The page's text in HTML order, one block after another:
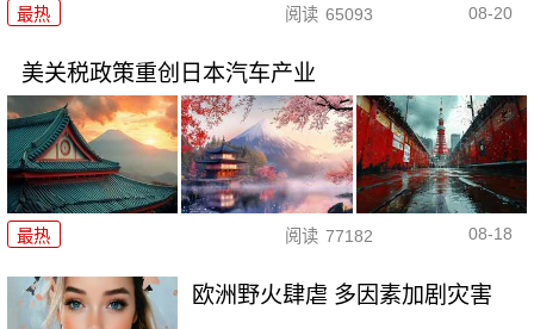
最热 阅读 65093 08-20
美关税政策重创日本汽车产业
最热 阅读 77182 08-18
欧洲野火肆虐 多因素加剧灾害